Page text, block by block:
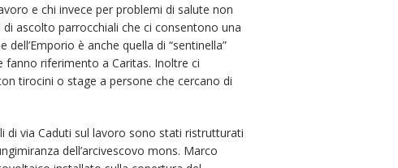
e chi invece per problemi di salute non
ascolto parrocchiali che ci consentono una
è anche quella di “sentinella”
riferimento a Caritas. Inoltre ci
tirocini o stage a persone che cercano di
di via Caduti sul lavoro sono stati ristrutturati
dell’arcivescovo mons. Marco